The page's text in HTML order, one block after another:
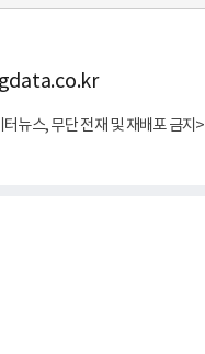
뉴스, 무단 전재 및 재배포 금지>